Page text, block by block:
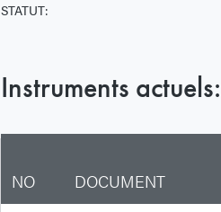
STATUT:
Instruments actuels:
NO DOCUMENT